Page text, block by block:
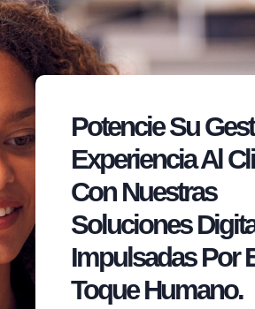
Potencie Su
Experiencia Al
Con Nuestras
Soluciones
Impulsadas Por
Toque Humano.